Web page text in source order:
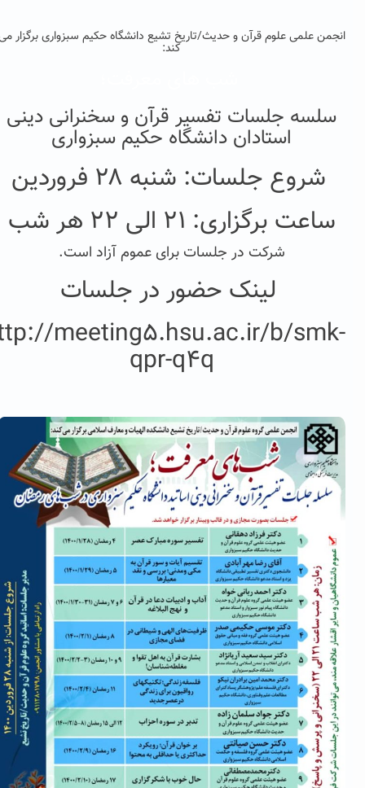
علمی علوم قرآن و حدیث/تاریخ تشیع دانشگاه حکیم سبزواری برگزار می
سلسه جلسات تفسیر قرآن و سخنرانی دینی
استادان دانشگاه حکیم سبزواری
شروع جلسات: شنبه ۲۸ فروردین
ساعت برگزاری: ۲۱ الی ۲۲ هر شب
شرکت در جلسات برای عموم آزاد است.
لینک حضور در جلسات
http://meeting5.hsu.ac.ir/b/
qpr-q4q